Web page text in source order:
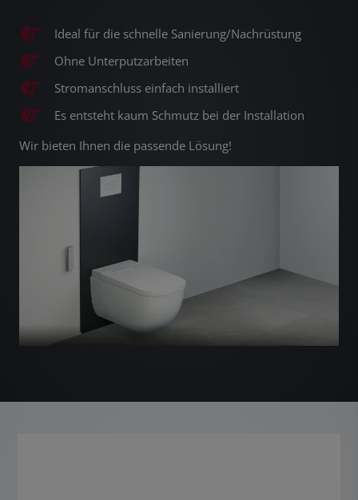
Ideal für die schnelle Sanierung/Nachrüstung
Ohne Unterputzarbeiten
Stromanschluss einfach installiert
Es entsteht kaum Schmutz bei der Installation
Wir bieten Ihnen die passende Lösung!